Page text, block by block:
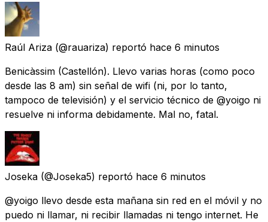
Raúl Ariza (@rauariza) reportó hace 6 minutos
Benicàssim (Castellón). Llevo varias horas (como poco
desde las 8 am) sin señal de wifi (ni, por lo tanto,
tampoco de televisión) y el servicio técnico de @yoigo ni
resuelve ni informa debidamente. Mal no, fatal.
Joseka (@Joseka5) reportó hace 6 minutos
@yoigo llevo desde esta mañana sin red en el móvil y no
puedo ni llamar, ni recibir llamadas ni tengo internet. He